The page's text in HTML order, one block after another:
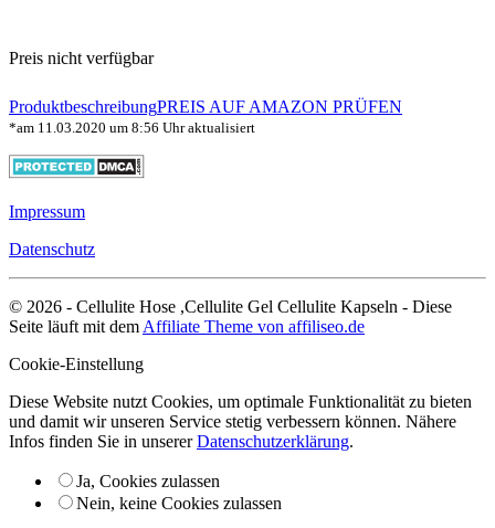
Preis nicht verfügbar
ProduktbeschreibungPREIS AUF AMAZON PRÜFEN
*am 11.03.2020 um 8:56 Uhr aktualisiert
Impressum
Datenschutz
© 2026 - Cellulite Hose ,Cellulite Gel Cellulite Kapseln - Diese
Seite läuft mit dem Affiliate Theme von affiliseo.de
Cookie-Einstellung
Diese Website nutzt Cookies, um optimale Funktionalität zu bieten
und damit wir unseren Service stetig verbessern können. Nähere
Infos finden Sie in unsererDatenschutzerklärung.
Ja, Cookies zulassen
Nein, keine Cookies zulassen